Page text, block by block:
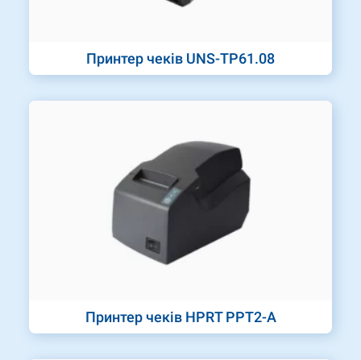
Принтер чеків UNS-TP61.08
Принтер чеків HPRT PPT2-A